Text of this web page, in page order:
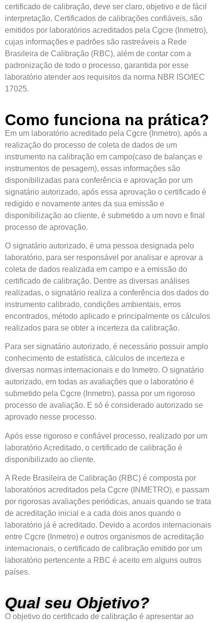
certificado de calibração, deve ser claro, objetivo e de fácil
interpretação. Certificados de calibrações confiáveis, são
emitidos por laboratórios acreditados pela Cgcre (Inmetro),
cujas informações e padrões são rastreáveis a Rede
Brasileira de Calibração (RBC), além de contar com a
padronização de todo o processo, garantida por esse
laboratório atender aos requisitos da norma NBR ISO/IEC
17025.
Como funciona na prática?
Em um laboratório acreditado pela Cgcre (Inmetro), após a
realização do processo de coleta de dados de um
instrumento na calibração em campo(caso de balanças e
instrumentos de pesagem), essas informações são
disponibilizadas para conferência e aprovação por um
signatário autorizado, após essa aprovação o certificado é
redigido e novamente antes da sua emissão e
disponibilização ao cliente, é submetido a um novo e final
processo de aprovação.
O signatário autorizado, é uma pessoa designada pelo
laboratório, para ser responsável por analisar e aprovar a
coleta de dados realizada em campo e a emissão do
certificado de calibração. Dentre as diversas análises
realizadas, o signatário realiza a conferência dos dados do
instrumento calibrado, condições ambientais, erros
encontrados, método aplicado e principalmente os cálculos
realizados para se obter a incerteza da calibração.
Para ser signatário autorizado, é necessário possuir amplo
conhecimento de estatística, cálculos de incerteza e
diversas normas internacionais e do Inmetro. O signatário
autorizado, em todas as avaliações que o laboratório é
submetido pela Cgcre (Inmetro), passa por um rigoroso
processo de avaliação. E só é considerado autorizado se
aprovado nesse processo.
Após esse rigoroso e confiável processo, realizado por um
laboratório Acreditado, o certificado de calibração é
disponibilizado ao cliente.
A Rede Brasileira de Calibração (RBC) é composta por
laboratórios acreditados pela Cgcre (INMETRO), e passam
por rigorosas avaliações periódicas, anuais quando se trata
de acreditação inicial e a cada dois anos quando o
laboratório já é acreditado. Devido a acordos internacionais
entre Cgcre (Inmetro) e outros organismos de acreditação
internacionais, o certificado de calibração emitido por um
laboratório pertencente a RBC é aceito em alguns outros
países.
Qual seu Objetivo?
O objetivo do certificado de calibração é apresentar ao